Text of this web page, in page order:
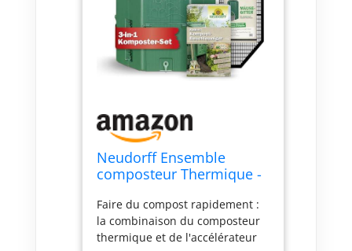
Neudorff Ensemble
composteur Thermique -
et Grille de Souris pour
Un compostage Rapide
des déchets de Jardin et
Faire du compost rapidement :
la combinaison du composteur
thermique et de l'accélérateur